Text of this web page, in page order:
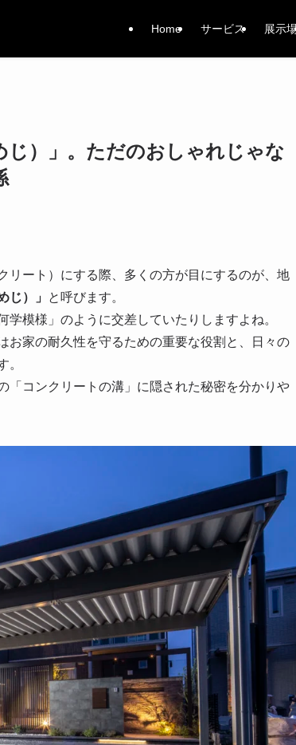
Home サービス 展示
）」。ただのおしゃれじゃな
リート）にする際、多くの方が目にするのが、地
じ）」 と呼びます。
模様」のように交差していたりしますよね。
お家の耐久性を守るための重要な役割と、日々の
。
「コンクリートの溝」に隠された秘密を分かりや